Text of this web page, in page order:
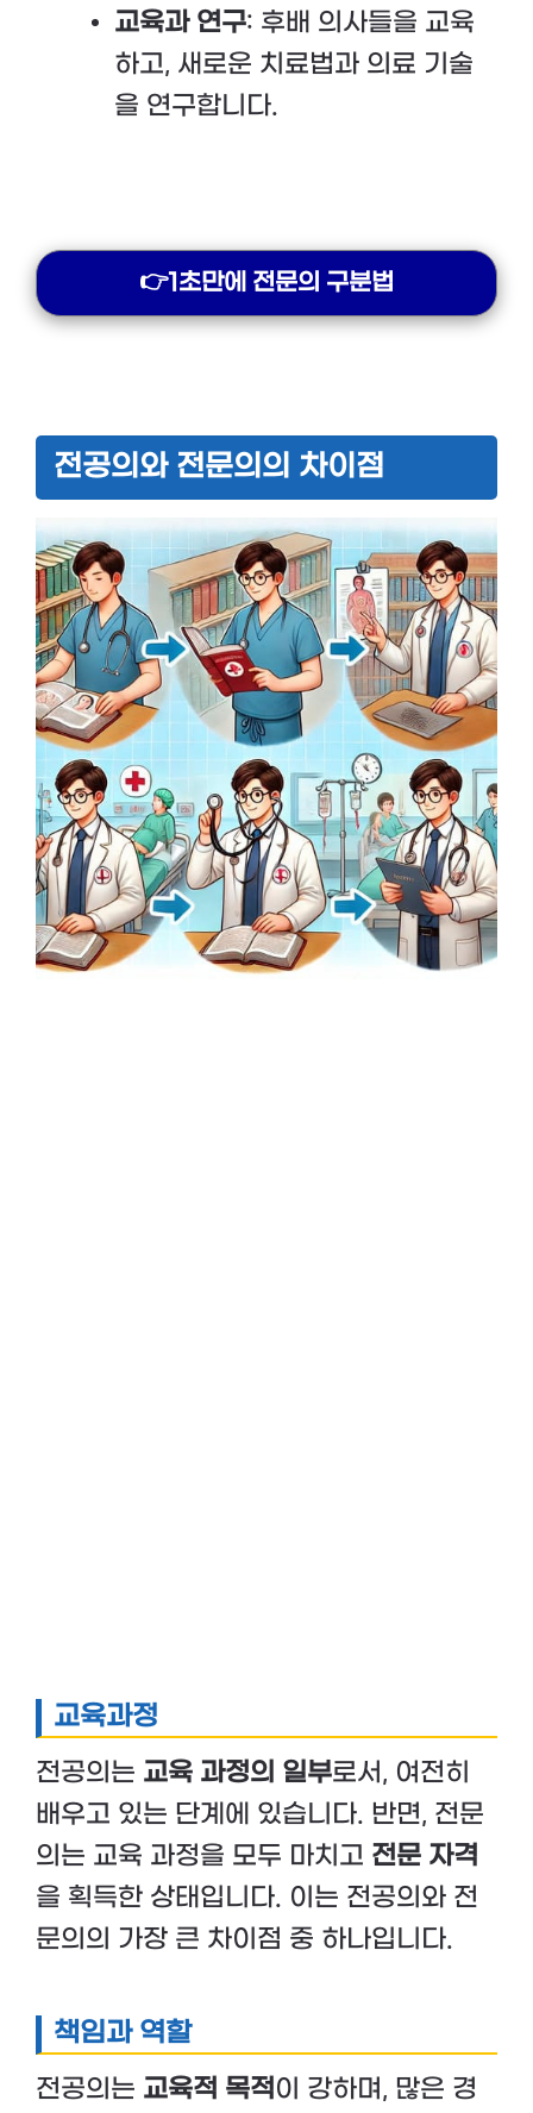
교육과 연구: 후배 의사들을 교육
하고, 새로운 치료법과 의료 기술
을 연구합니다.
👉1초만에 전문의 구분법
전공의와 전문의의 차이점
교육과정
전공의는 교육 과정의 일부로서, 여전히
배우고 있는 단계에 있습니다. 반면, 전문
의는 교육 과정을 모두 마치고 전문 자격
을 획득한 상태입니다. 이는 전공의와 전
문의의 가장 큰 차이점 중 하나입니다.
책임과 역할
전공의는 교육적 목적 이 강하며, 많은 경